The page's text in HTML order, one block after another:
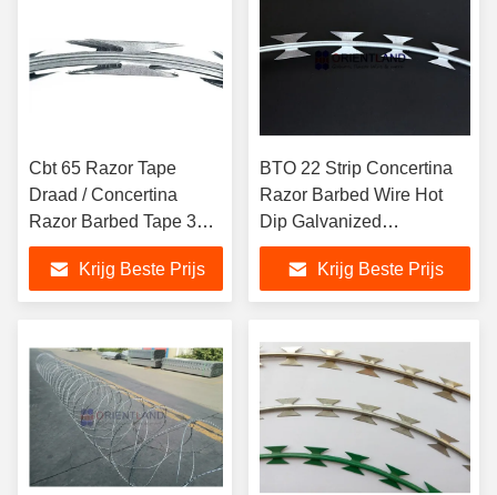
Cbt 65 Razor Tape
Draad / Concertina
Razor Barbed Tape 33-
56lussen
Krijg Beste Prijs
BTO 22 Strip Concertina
Razor Barbed Wire Hot
Dip Galvanized
Gevangenis Razor Wire
Voor AirportKrijg Beste Prijs